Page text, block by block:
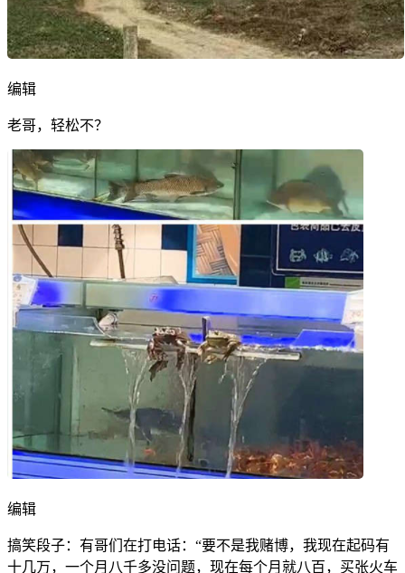
编辑
老哥，轻松不？
编辑
搞笑段子：有哥们在打电话：“要不是我赌博，我现在起码有
十几万，一个月八千多没问题，现在每个月就八百，买张火车